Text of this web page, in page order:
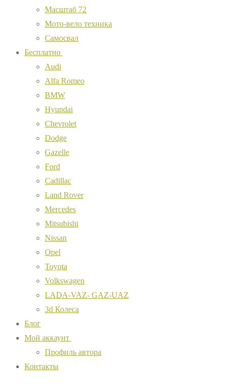
Масштаб 72
Мото-вело техника
Самосвал
Бесплатно
Audi
Alfa Romeo
BMW
Hyundai
Chevrolet
Dodge
Gazelle
Ford
Cadillac
Land Rover
Mercedes
Mitsubishi
Nissan
Opel
Toyota
Volkswagen
LADA-VAZ- GAZ-UAZ
3d Колеса
Блог
Мой аккаунт
Профиль автора
Контакты